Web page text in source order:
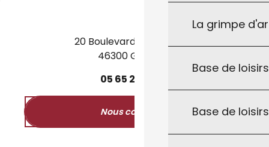
La grimpe
Base de
Base de
20 Boulevard des Martyrs
46300 Gourdon
05 65 27
Nous contacter